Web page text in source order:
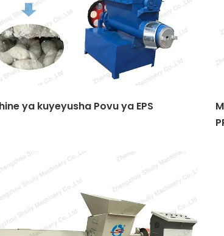
ya kuyeyusha Povu ya EPS